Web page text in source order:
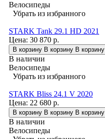
Велосипеды
Убрать из избранного
STARK Tank 29.1 HD 2021
Цена: 30 870 р.
В корзину В корзину В корзину
В наличии
Велосипеды
Убрать из избранного
STARK Bliss 24.1 V 2020
Цена: 22 680 р.
В корзину В корзину В корзину
В наличии
Велосипеды